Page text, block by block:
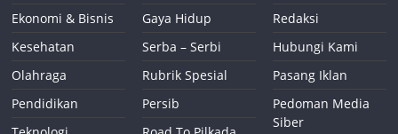
Ekonomi & Bisnis
Kesehatan
Olahraga
Pendidikan
Gaya Hidup
Serba – Serbi
Rubrik Spesial
Persib
Redaksi
Hubungi Kami
Pasang Iklan
Pedoman Media
Siber